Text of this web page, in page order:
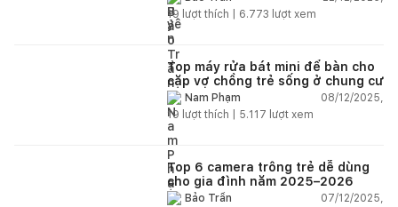
19 lượt thích | 6.773 lượt xem
Top máy rửa bát mini để bàn cho
cặp vợ chồng trẻ sống ở chung cư
Nam Phạm
08/12/2025,
19 lượt thích | 5.117 lượt xem
Top 6 camera trông trẻ dễ dùng
cho gia đình năm 2025–2026
Bảo Trần
07/12/2025,